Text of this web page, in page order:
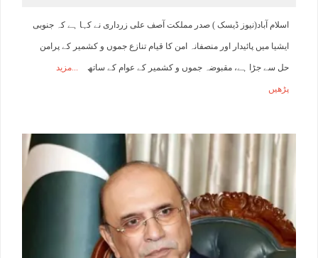
اسلام آباد(نیوز ڈیسک ) صدر مملکت آصف علی زرداری نے کہا ہے کہ جنوبی
ایشیا میں پائیدار اور منصفانہ امن کا قیام تنازع جموں و کشمیر کے پرامن
حل سے جڑا ہے، مقبوضہ جموں و کشمیر کے عوام کے ساتھ مزید
پڑھیں